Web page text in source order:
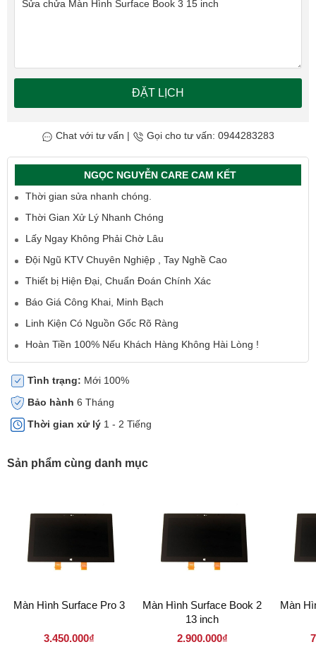
ĐẶT LỊCH
Chat với tư vấn | Gọi cho tư vấn: 0944283283
NGỌC NGUYỄN CARE CAM KẾT
Thời gian sửa nhanh chóng.
Thời Gian Xử Lý Nhanh Chóng
Lấy Ngay Không Phải Chờ Lâu
Đội Ngũ KTV Chuyên Nghiệp , Tay Nghề Cao
Thiết bị Hiện Đại, Chuẩn Đoán Chính Xác
Báo Giá Công Khai, Minh Bạch
Linh Kiện Có Nguồn Gốc Rõ Ràng
Hoàn Tiền 100% Nếu Khách Hàng Không Hài Lòng !
Tình trạng: Mới 100%
Bảo hành 6 Tháng
Thời gian xử lý 1 - 2 Tiếng
Sản phẩm cùng danh mục
Màn Hình Surface Pro 3
3.450.000₫
Màn Hình Surface Book 2
13 inch
2.900.000₫
Màn